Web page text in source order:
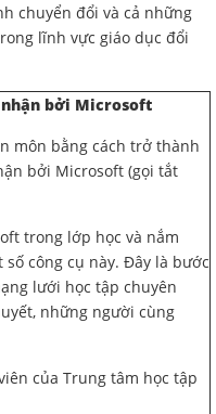
chuyển đổi và cả những
lĩnh vực giáo dục đổi
nhận bởi Microsoft
môn bằng cách trở thành
bởi Microsoft (gọi tắt
trong lớp học và nắm
công cụ này. Đây là bước
lưới học tập chuyên
những người cùng
của Trung tâm học tập